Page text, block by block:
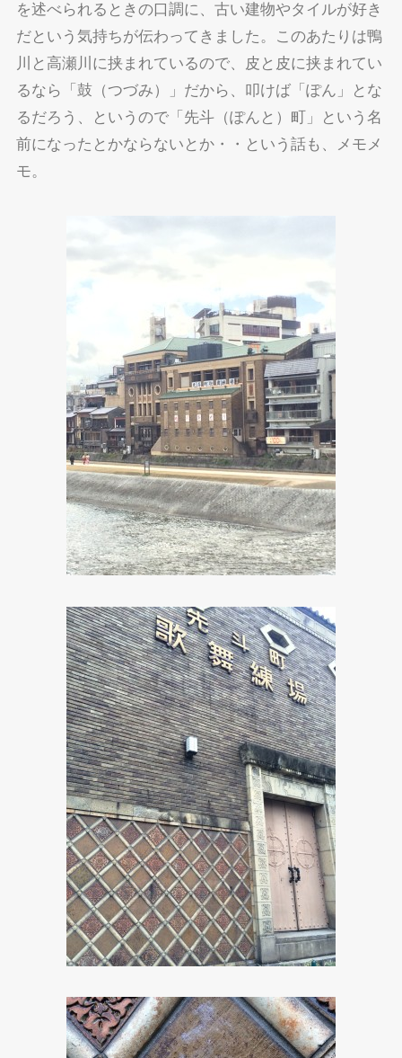
を述べられるときの口調に、古い建物やタイルが好き
だという気持ちが伝わってきました。このあたりは鴨
川と高瀬川に挟まれているので、皮と皮に挟まれてい
るなら「鼓（つづみ）」だから、叩けば「ぽん」とな
るだろう、というので「先斗（ぽんと）町」という名
前になったとかならないとか・・という話も、メモメ
モ。